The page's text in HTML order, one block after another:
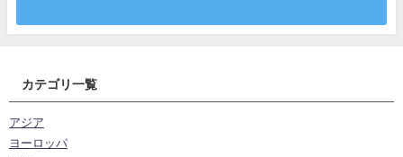
カテゴリ一覧
アジア
ヨーロッパ